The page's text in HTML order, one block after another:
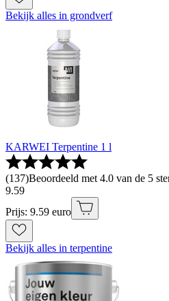
Bekijk alles in grondverf
KARWEI Terpentine 1 l
(137)Beoordeeld met 4.0 van de 5
9.59
Prijs: 9.59 euro
Bekijk alles in terpentine